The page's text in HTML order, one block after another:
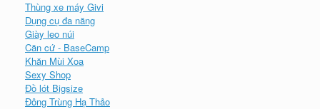
Thùng xe máy Givi
Dụng cụ đa năng
Giày leo núi
Căn cứ - BaseCamp
Khăn Mùi Xoa
Sexy Shop
Đồ lót Bigsize
Đông Trùng Hạ Thảo